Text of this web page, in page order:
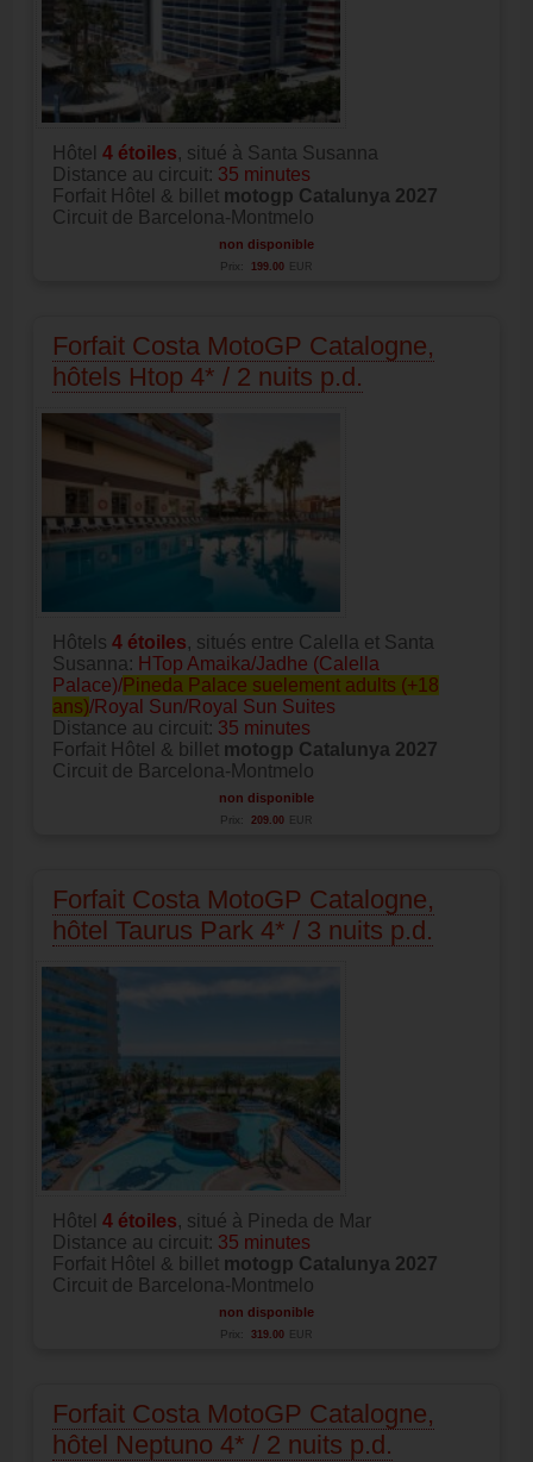
Hôtel 4 étoiles, situé à Santa Susanna
Distance au circuit: 35 minutes
Forfait Hôtel & billet motogp Catalunya 2027
Circuit de Barcelona-Montmelo
non disponible
Prix: 199.00 EUR
Forfait Costa MotoGP Catalogne,
hôtels Htop 4* / 2 nuits p.d.
Hôtels 4 étoiles, situés entre Calella et Santa
Susanna: HTop Amaika/Jadhe (Calella
Palace)/Pineda Palace suelement adults (+18
ans)/Royal Sun/Royal Sun Suites
Distance au circuit: 35 minutes
Forfait Hôtel & billet motogp Catalunya 2027
Circuit de Barcelona-Montmelo
non disponible
Prix: 209.00 EUR
Forfait Costa MotoGP Catalogne,
hôtel Taurus Park 4* / 3 nuits p.d.
Hôtel 4 étoiles, situé à Pineda de Mar
Distance au circuit: 35 minutes
Forfait Hôtel & billet motogp Catalunya 2027
Circuit de Barcelona-Montmelo
non disponible
Prix: 319.00 EUR
Forfait Costa MotoGP Catalogne,
hôtel Neptuno 4* / 2 nuits p.d.